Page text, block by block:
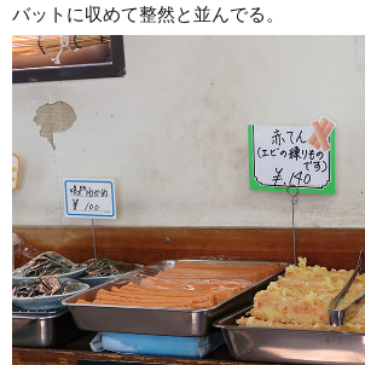
バットに収めて整然と並んでる。